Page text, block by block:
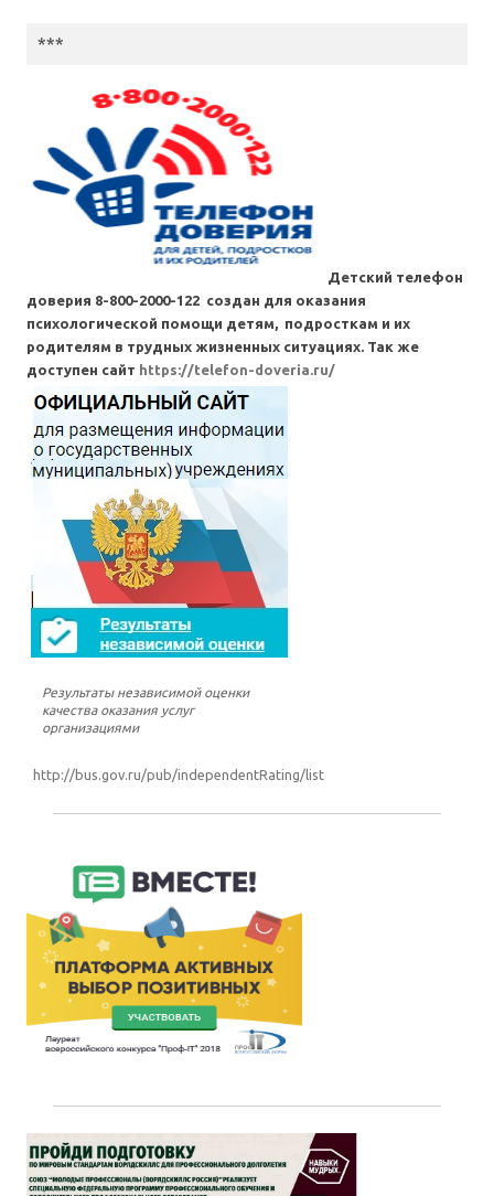
***
Детский телефон
доверия 8-800-2000-122 создан для оказания
психологической помощи детям, подросткам и их
родителям в трудных жизненных ситуациях. Так же
доступен сайт https://telefon-doveria.ru/
Результаты независимой оценки
качества оказания услуг
организациями
http://bus.gov.ru/pub/independentRating/list